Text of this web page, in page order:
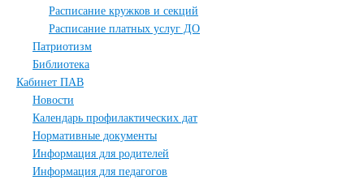
Расписание кружков и секций
Расписание платных услуг ДО
Патриотизм
Библиотека
Кабинет ПАВ
Новости
Календарь профилактических дат
Нормативные документы
Информация для родителей
Информация для педагогов